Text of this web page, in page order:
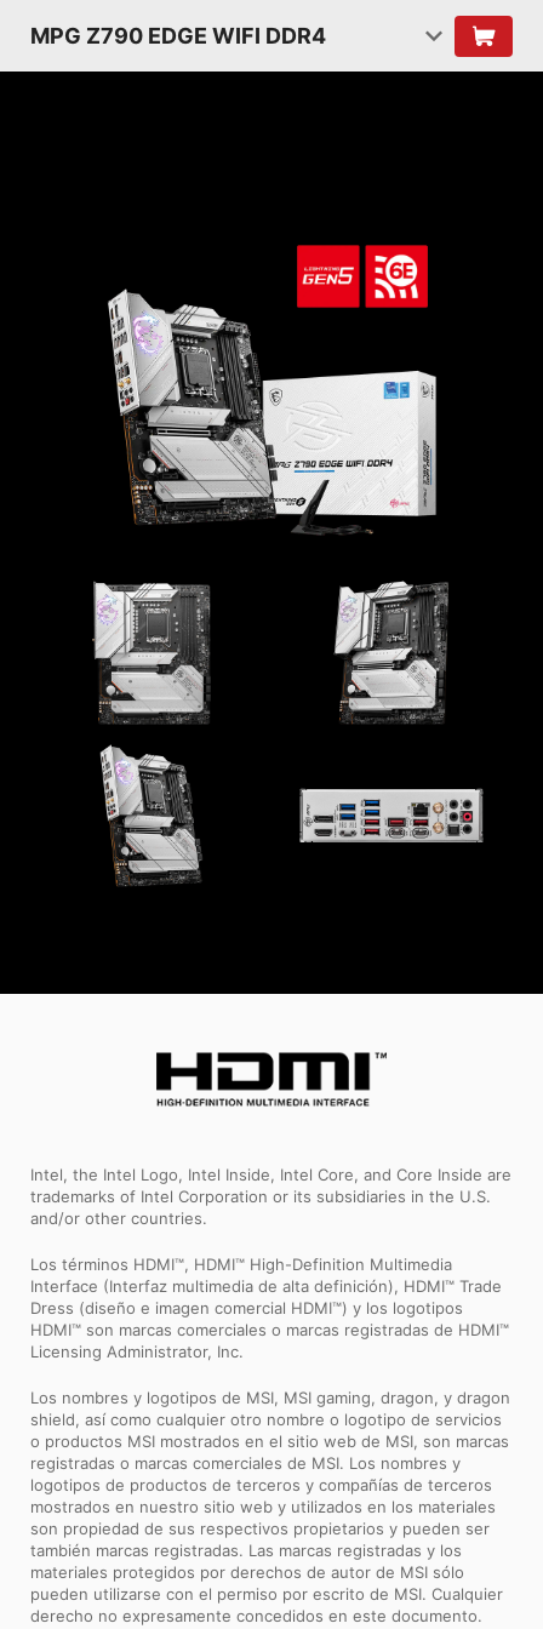
MPG Z790 EDGE WIFI DDR4
Intel, the Intel Logo, Intel Inside, Intel Core, and Core Inside are
trademarks of Intel Corporation or its subsidiaries in the U.S.
and/or other countries.
Los términos HDMI™, HDMI™ High-Definition Multimedia
Interface (Interfaz multimedia de alta definición), HDMI™ Trade
Dress (diseño e imagen comercial HDMI™) y los logotipos
HDMI™ son marcas comerciales o marcas registradas de HDMI™
Licensing Administrator, Inc.
Los nombres y logotipos de MSI, MSI gaming, dragon, y dragon
shield, así como cualquier otro nombre o logotipo de servicios
o productos MSI mostrados en el sitio web de MSI, son marcas
registradas o marcas comerciales de MSI. Los nombres y
logotipos de productos de terceros y compañías de terceros
mostrados en nuestro sitio web y utilizados en los materiales
son propiedad de sus respectivos propietarios y pueden ser
también marcas registradas. Las marcas registradas y los
materiales protegidos por derechos de autor de MSI sólo
pueden utilizarse con el permiso por escrito de MSI. Cualquier
derecho no expresamente concedidos en este documento.